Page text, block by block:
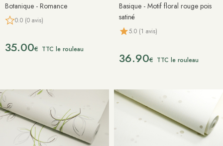
Botanique - Romance
0.0 (0 avis)
35.00€ TTC le rouleau
Basique - Motif floral rouge pois
satiné
5.0 (1 avis)
36.90€ TTC le rouleau